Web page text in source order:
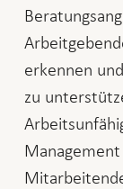
erkennen
zu